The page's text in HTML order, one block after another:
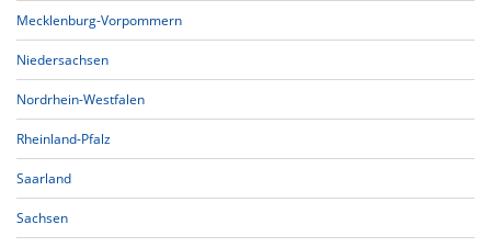
Mecklenburg-Vorpommern
Niedersachsen
Nordrhein-Westfalen
Rheinland-Pfalz
Saarland
Sachsen